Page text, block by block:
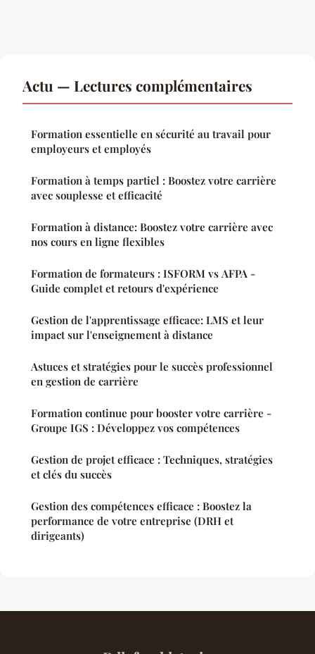
Actu — Lectures complémentaires
Formation essentielle en sécurité au travail pour
employeurs et employés
Formation à temps partiel : Boostez votre carrière
avec souplesse et efficacité
Formation à distance: Boostez votre carrière avec
nos cours en ligne flexibles
Formation de formateurs : ISFORM vs AFPA -
Guide complet et retours d'expérience
Gestion de l'apprentissage efficace: LMS et leur
impact sur l'enseignement à distance
Astuces et stratégies pour le succès professionnel
en gestion de carrière
Formation continue pour booster votre carrière -
Groupe IGS : Développez vos compétences
Gestion de projet efficace : Techniques, stratégies
et clés du succès
Gestion des compétences efficace : Boostez la
performance de votre entreprise (DRH et
dirigeants)